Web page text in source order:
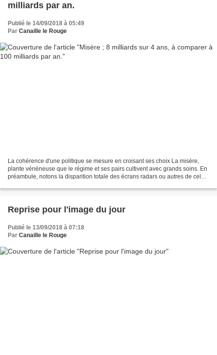
milliards par an.
Publié le 14/09/2018 à 05:49
Par Canaille le Rouge
La cohérence d'une politique se mesure en croisant ses choix La misère,
plante vénéneuse que le régime et ses pairs cultivent avec grands soins. En
préambule, notons la disparition totale des écrans radars ou autres de celui
Reprise pour l'image du jour
Publié le 13/09/2018 à 07:18
Par Canaille le Rouge